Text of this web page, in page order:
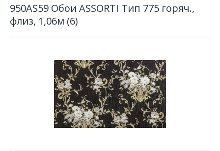
950AS59 Обои ASSORTI Тип 775 горяч.,
флиз, 1,06м (6)